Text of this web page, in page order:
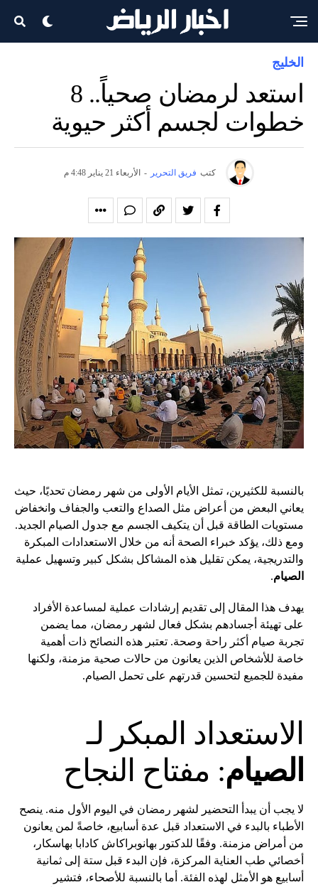
الخليج
استعد لرمضان صحياً.. 8
خطوات لجسم أكثر حيوية
كتب فريق التحرير - الأربعاء 21 يناير 4:48 م
بالنسبة للكثيرين، تمثل الأيام الأولى من شهر رمضان تحديًا، حيث
يعاني البعض من أعراض مثل الصداع والتعب والجفاف وانخفاض
مستويات الطاقة قبل أن يتكيف الجسم مع جدول الصيام الجديد.
ومع ذلك، يؤكد خبراء الصحة أنه من خلال الاستعدادات المبكرة
والتدريجية، يمكن تقليل هذه المشاكل بشكل كبير وتسهيل عملية
الصيام.
يهدف هذا المقال إلى تقديم إرشادات عملية لمساعدة الأفراد
على تهيئة أجسادهم بشكل فعال لشهر رمضان، مما يضمن
تجربة صيام أكثر راحة وصحة. تعتبر هذه النصائح ذات أهمية
خاصة للأشخاص الذين يعانون من حالات صحية مزمنة، ولكنها
مفيدة للجميع لتحسين قدرتهم على تحمل الصيام.
الاستعداد المبكر لـ
الصيام: مفتاح النجاح
لا يجب أن يبدأ التحضير لشهر رمضان في اليوم الأول منه. ينصح
الأطباء بالبدء في الاستعداد قبل عدة أسابيع، خاصةً لمن يعانون
من أمراض مزمنة. وفقًا للدكتور بهانوبراكاش كادابا بهاسكار،
أخصائي طب العناية المركزة، فإن البدء قبل ستة إلى ثمانية
أسابيع هو الأمثل لهذه الفئة. أما بالنسبة للأصحاء، فتشير